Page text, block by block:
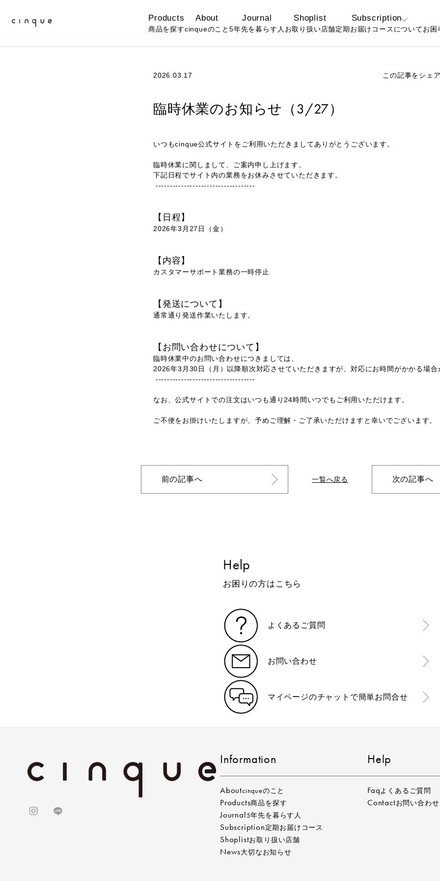
Products
商品を探す
About
cinqueのこと
Journal
5年先を暮らす人
Shoplist
お取り扱い店舗
Subscription
定期お届けコースについて
お得なおまとめ定
お困
2026.03.17 この記事をシェア
臨時休業のお知らせ（3/27）
いつもcinque公式サイトをご利用いただきましてありがとうございます。
臨時休業に関しまして、ご案内申し上げます。
下記日程でサイト内の業務をお休みさせていただきます。
-----------------------------------
【日程】
2026年3月27日（金）
【内容】
カスタマーサポート業務の一時停止
【発送について】
通常通り発送作業いたします。
【お問い合わせについて】
臨時休業中のお問い合わせにつきましては、
2026年3月30日（月）以降順次対応させていただきますが、対応にお時間がかかる場合
-----------------------------------
なお、公式サイトでの注文はいつも通り24時間いつでもご利用いただけます。
ご不便をお掛けいたしますが、予めご理解・ご了承いただけますと幸いでございます。
前の記事へ 一覧へ戻る 次の記事へ
Help
お困りの方はこちら
よくあるご質問
お問い合わせ
マイページのチャットで簡単お問合せ
Information
Aboutcinqueのこと
Products商品を探す
Journal5年先を暮らす人
Subscription定期お届けコース
Shoplistお取り扱い店舗
News大切なお知らせ
Help
Faqよくあるご質問
Contactお問い合わせ